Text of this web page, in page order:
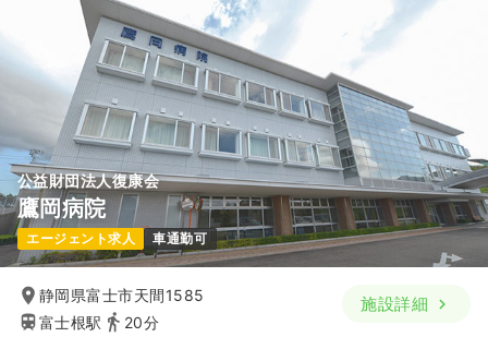
公益財団法人復康会
鷹岡病院
エージェント求人 車通勤可
静岡県富士市天間1585
富士根駅
20分
施設詳細